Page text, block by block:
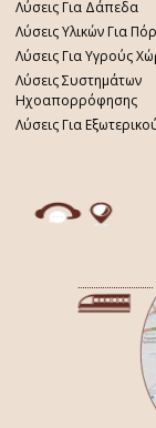
Λύσεις Για Δάπεδα
Λύσεις Υλικών Για
Λύσεις Για Υγρούς
Λύσεις Συστημάτων
Ηχοαπορρόφησης
Λύσεις Για